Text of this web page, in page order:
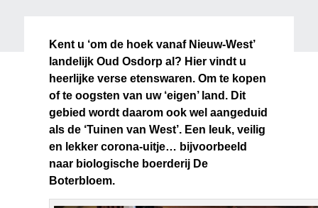
Kent u ‘om de hoek vanaf Nieuw-West’
landelijk Oud Osdorp al? Hier vindt u
heerlijke verse etenswaren. Om te kopen
of te oogsten van uw ‘eigen’ land. Dit
gebied wordt daarom ook wel aangeduid
als de ‘Tuinen van West’. Een leuk, veilig
en lekker corona-uitje… bijvoorbeeld
naar biologische boerderij De
Boterbloem.